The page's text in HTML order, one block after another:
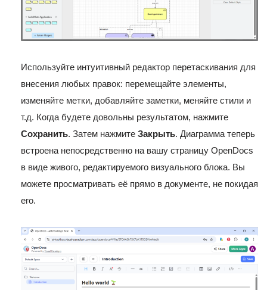
Используйте интуитивный редактор перетаскивания для
внесения любых правок: перемещайте элементы,
изменяйте метки, добавляйте заметки, меняйте стили и
т.д. Когда будете довольны результатом, нажмите
Сохранить. Затем нажмите Закрыть. Диаграмма теперь
встроена непосредственно на вашу страницу OpenDocs
в виде живого, редактируемого визуального блока. Вы
можете просматривать её прямо в документе, не покидая
его.